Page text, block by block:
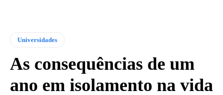
Universidades
As consequências de um
ano em isolamento na vida